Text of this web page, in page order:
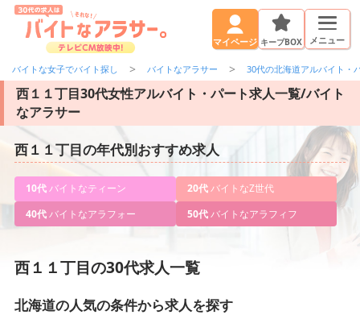
マイページ キープBOX メニュー
バイトな女子でバイト探し バイトなアラサー 30代の北海道アルバイト・
西１１丁目30代女性アルバイト・パート求人一覧/バイト
なアラサー
西１１丁目の年代別おすすめ求人
10代バイトなティーン 20代バイトなZ世代
40代バイトなアラフォー 50代バイトなアラフィフ
西１１丁目の30代求人一覧
北海道の人気の条件から求人を探す